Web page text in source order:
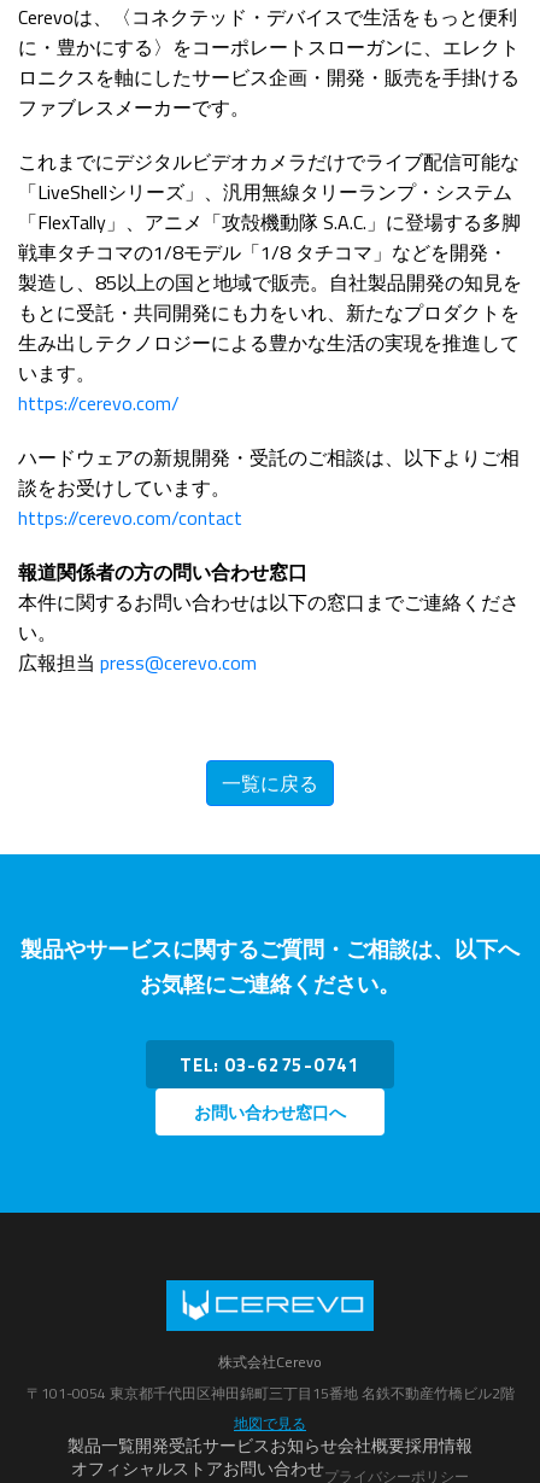
Cerevoは、〈コネクテッド・デバイスで生活をもっと便利
に・豊かにする〉をコーポレートスローガンに、エレクト
ロニクスを軸にしたサービス企画・開発・販売を手掛ける
ファブレスメーカーです。
これまでにデジタルビデオカメラだけでライブ配信可能な
「LiveShellシリーズ」、汎用無線タリーランプ・システム
「FlexTally」、アニメ「攻殻機動隊 S.A.C.」に登場する多脚
戦車タチコマの1/8モデル「1/8 タチコマ」などを開発・
製造し、85以上の国と地域で販売。自社製品開発の知見を
もとに受託・共同開発にも力をいれ、新たなプロダクトを
生み出しテクノロジーによる豊かな生活の実現を推進して
います。
https://cerevo.com/
ハードウェアの新規開発・受託のご相談は、以下よりご相
談をお受けしています。
https://cerevo.com/contact
報道関係者の方の問い合わせ窓口
本件に関するお問い合わせは以下の窓口までご連絡くださ
い。
広報担当 press@cerevo.com
一覧に戻る
製品やサービスに関するご質問・ご相談は、以下へ
お気軽にご連絡ください。
TEL: 03-6275-0741
お問い合わせ窓口へ
株式会社Cerevo
〒101-0054 東京都千代田区神田錦町三丁目15番地 名鉄不動産竹橋ビル2階
地図で見る
製品一覧開発受託サービスお知らせ会社概要採用情報
オフィシャルストアお問い合わせプライバシーポリシー